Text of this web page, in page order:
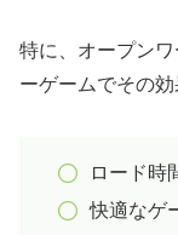
特に、オープン
ーゲームでその効
ロード時
快適なゲ